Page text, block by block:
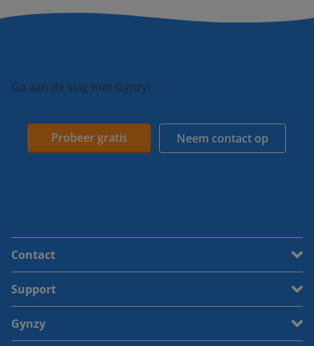
Ga aan de slag met Gynzy!
Probeer gratis Neem contact op
Contact
Support
Gynzy